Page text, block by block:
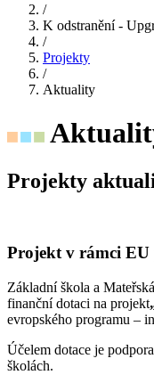
/
K odstranění -
/
Projekty
/
Aktuality
Projekty
Projekt v rámci EU
Základní škola a
finanční dotaci na projekt
evropského programu –
Účelem dotace je
školách.